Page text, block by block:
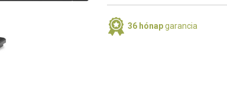
36 hónapgarancia